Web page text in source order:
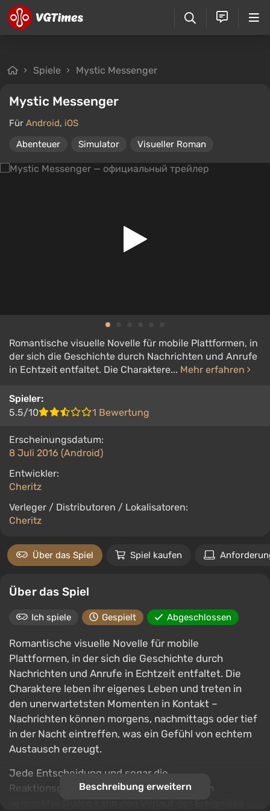
Spiele Mystic Messenger
Mystic Messenger
Für Android, iOS
Abenteuer
Simulator Visueller Roman
Romantische visuelle Novelle für mobile Plattformen, in
der sich die Geschichte durch Nachrichten und Anrufe
in Echtzeit entfaltet. Die Charaktere... Mehr erfahren
Spieler:
5.5/10
1 Bewertung
Erscheinungsdatum:
8 Juli 2016 (Android)
Entwickler:
Cheritz
Verleger / Distributoren / Lokalisatoren:
Cheritz
Über das Spiel Spiel kaufen
Über das Spiel
Ich spiele Gespielt Abgeschlossen
Romantische visuelle Novelle für mobile
Plattformen, in der sich die Geschichte durch
Nachrichten und Anrufe in Echtzeit entfaltet. Die
Charaktere leben ihr eigenes Leben und treten in
den unerwartetsten Momenten in Kontakt –
Nachrichten können morgens, nachmittags oder tief
in der Nacht eintreffen, was ein Gefühl von echtem
Austausch erzeugt.
Jede Entscheidung und sogar die
Reaktionsgeschwindigkeit sind wichtig: Ein
Beschreibung erweitern